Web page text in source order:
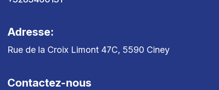
Adresse:
Rue de la Croix Limont 47C, 5590 Ciney
Contactez-nous